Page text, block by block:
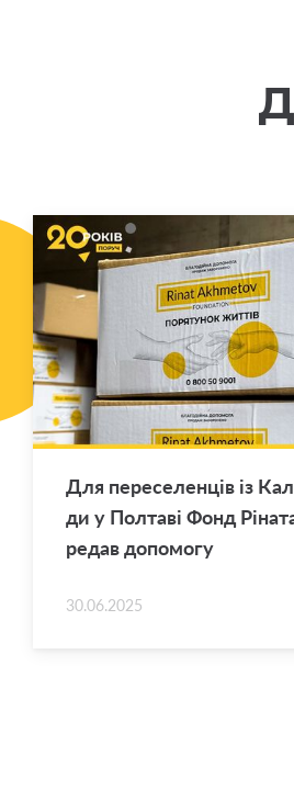
Для пе­ре­се­лен­ців із
ди у Пол­та­ві Фонд
ре­дав до­по­мо­гу
30.06.2025